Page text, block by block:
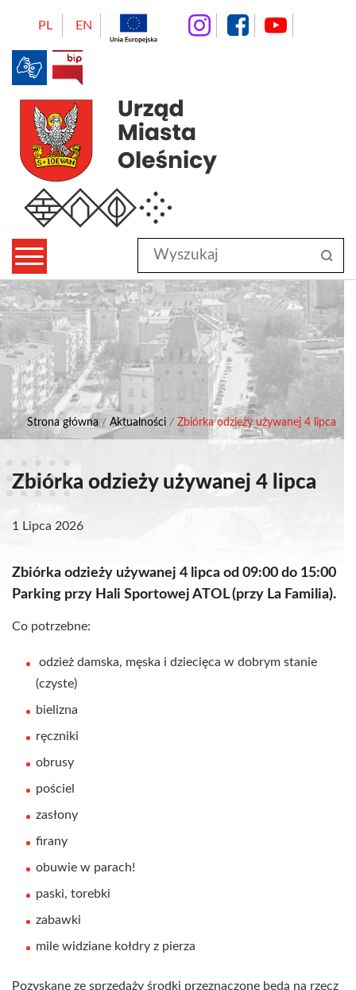
PL EN instagram
Wyszukaj
w
serwisie
Strona główna / Aktualności / Zbiórka odzieży używanej 4 lipca
Zbiórka odzieży używanej 4 lipca
1 Lipca 2026
Zbiórka odzieży używanej 4 lipca od 09:00 do 15:00
Parking przy Hali Sportowej ATOL (przy La Familia).
Co potrzebne:
odzież damska, męska i dziecięca w dobrym stanie
(czyste)
bielizna
ręczniki
obrusy
pościel
zasłony
firany
obuwie w parach!
paski, torebki
zabawki
mile widziane kołdry z pierza
Pozyskane ze sprzedaży środki przeznaczone będą na rzecz